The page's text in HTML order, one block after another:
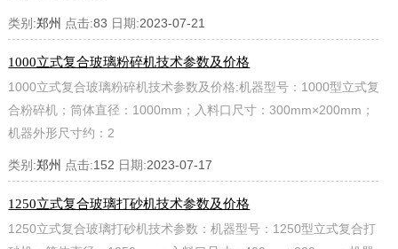
类别:郑州 点击:83 日期:2023-07-21
1000立式复合玻璃粉碎机技术参数及价格
1000立式复合玻璃粉碎机技术参数及价格:机器型号：1000型立式复
合粉碎机；筒体直径：1000mm；入料口尺寸：300mm×200mm；
机器外形尺寸约：2
类别:郑州 点击:152 日期:2023-07-17
1250立式复合玻璃打砂机技术参数及价格
1250立式复合玻璃打砂机技术参数：机器型号：1250型立式复合打